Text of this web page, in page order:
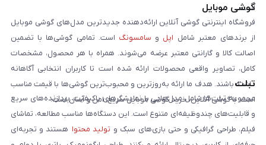
است:
گوشی موبایل
فروشگاه اینترنتی گوشی آنلاین ارائه‌دهنده جدیدترین مدل‌های گوشی موبایل
از برندهای معتبر شامل اپل و سامسونگ است. تمامی گوشی‌ها با تضمین
اصالت کالا و گارانتی معتبر عرضه می‌شوند. همراه با هر محصول، مشخصات
کامل، تصاویر واقعی محصولات ارائه شده است تا کاربران انتخابی آگاهانه
داشته باشند. هدف ما ارائه به‌روزترین و محبوب‌ترین گوشی‌ها با قیمت مناسب
است. با گوشی آنلاین، خرید گوشی موبایل سریع، امن و آسان است.
تبلت
مجموعه تبلت‌ها شامل مدل‌هایی با نمایشگرهای باکیفیت، پردازنده‌های سریع
و قابلیت‌های چندوظیفه‌ای متنوع است. این دستگاه‌ها مناسب مطالعه، تماشای
فیلم، طراحی گرافیکی و حتی بازی‌های سبک و تولید محتوا هستند و تجربه‌ای